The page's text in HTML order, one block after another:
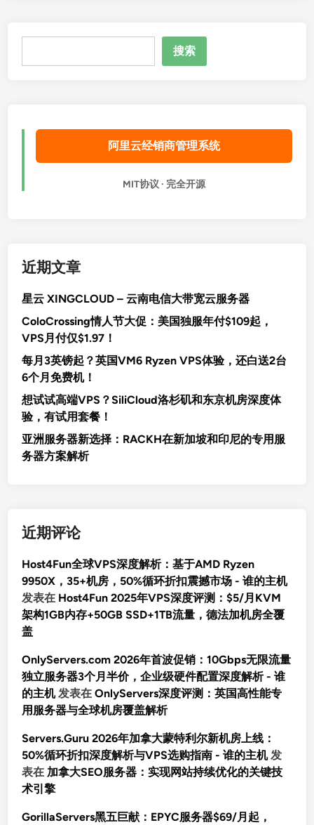
搜索
阿里云经销商管理系统
MIT协议 · 完全开源
近期文章
星云 XINGCLOUD – 云南电信大带宽云服务器
ColoCrossing情人节大促：美国独服年付$109起，
VPS月付仅$1.97！
每月3英镑起？英国VM6 Ryzen VPS体验，还白送2台
6个月免费机！
想试试高端VPS？SiliCloud洛杉矶和东京机房深度体
验，有试用套餐！
亚洲服务器新选择：RACKH在新加坡和印尼的专用服
务器方案解析
近期评论
Host4Fun全球VPS深度解析：基于AMD Ryzen
9950X，35+机房，50%循环折扣震撼市场 - 谁的主机
发表在 Host4Fun 2025年VPS深度评测：$5/月KVM
架构1GB内存+50GB SSD+1TB流量，德法加机房全覆
盖
OnlyServers.com 2026年首波促销：10Gbps无限流量
独立服务器3个月半价，企业级硬件配置深度解析 - 谁
的主机发表在OnlyServers深度评测：英国高性能专
用服务器与全球机房覆盖解析
Servers.Guru 2026年加拿大蒙特利尔新机房上线：
50%循环折扣深度解析与VPS选购指南 - 谁的主机发
表在 加拿大SEO服务器：实现网站持续优化的关键技
术引擎
GorillaServers黑五巨献：EPYC服务器$69/月起，